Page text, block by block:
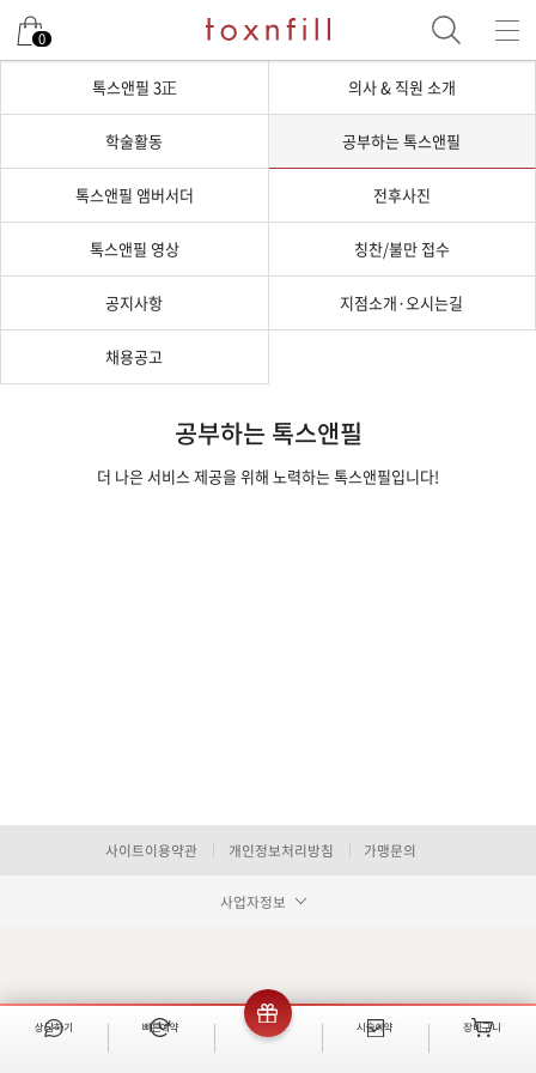
0
톡스앤필 3正 의사 & 직원 소개
학술활동 공부하는 톡스앤필
톡스앤필 앰버서더 전후사진
톡스앤필 영상 칭찬/불만 접수
공지사항 지점소개·오시는길
채용공고
공부하는 톡스앤필
더 나은 서비스 제공을 위해 노력하는 톡스앤필입니다!
사이트이용약관 개인정보처리방침 가맹문의
사업자정보
상담하기 빠른예약 이벤트 시술예약 장바구니